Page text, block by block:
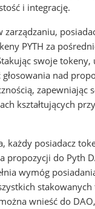
i integrację.
zarządzaniu,
PYTH za
swoje
nad
zapewniając
kształtujących
każdy posiadacz
propozycji do Pyth
wymóg
stakowanych
wnieść do